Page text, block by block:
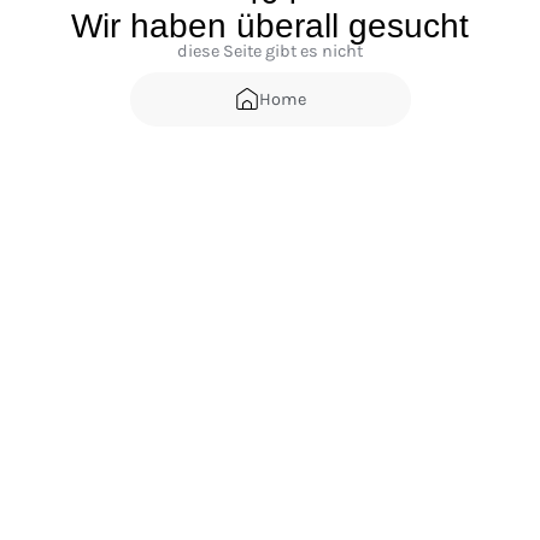
Wir haben überall gesucht
diese Seite gibt es nicht
Home